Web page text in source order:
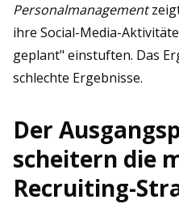
Personalmanagement
ihre Social-Media-
geplant" einstuften. Das
schlechte Ergebnisse.
Der
scheitern die
Recruiting-